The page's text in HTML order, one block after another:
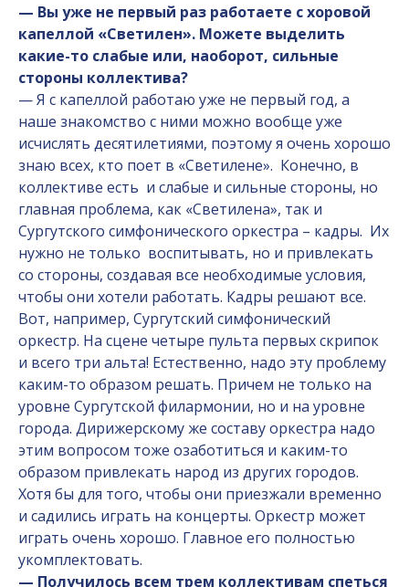
— Вы уже не первый раз работаете с хоровой
капеллой «Светилен». Можете выделить
какие-то слабые или, наоборот, сильные
стороны коллектива?
— Я с капеллой работаю уже не первый год, а
наше знакомство с ними можно вообще уже
исчислять десятилетиями, поэтому я очень хорошо
знаю всех, кто поет в «Светилене». Конечно, в
коллективе есть и слабые и сильные стороны, но
главная проблема, как «Светилена», так и
Сургутского симфонического оркестра – кадры. Их
нужно не только воспитывать, но и привлекать
со стороны, создавая все необходимые условия,
чтобы они хотели работать. Кадры решают все.
Вот, например, Сургутский симфонический
оркестр. На сцене четыре пульта первых скрипок
и всего три альта! Естественно, надо эту проблему
каким-то образом решать. Причем не только на
уровне Сургутской филармонии, но и на уровне
города. Дирижерскому же составу оркестра надо
этим вопросом тоже озаботиться и каким-то
образом привлекать народ из других городов.
Хотя бы для того, чтобы они приезжали временно
и садились играть на концерты. Оркестр может
играть очень хорошо. Главное его полностью
укомплектовать.
— Получилось всем трем коллективам спеться